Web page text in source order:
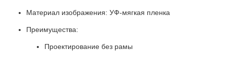
Материал изображения: УФ-мягкая пленка
Преимущества:
Проектирование без рамы